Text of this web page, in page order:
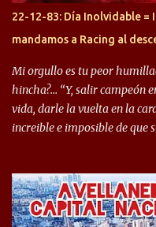
Gastón Togni y Domingo
futbolísticamente hablando
ejemplo, el caso de Mingo
Seleccionado Argentino,
mostrar en Independiente. En
22-12-83: Día Inolvidable =
mandamos a Racing al
Mi orgullo es tu peor
hincha?… “Y, salir campeón
vida, darle la vuelta en la
increible e imposible de que
campeonato del '83 año
haber mandado al descenso
1983 es una fecha que